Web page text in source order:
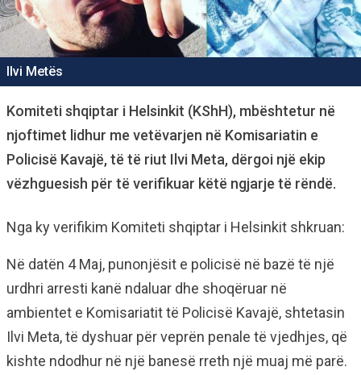
Ilvi Metës
Komiteti shqiptar i Helsinkit (KShH), mbështetur në
njoftimet lidhur me vetëvarjen në Komisariatin e
Policisë Kavajë, të të riut Ilvi Meta, dërgoi një ekip
vëzhguesish për të verifikuar këtë ngjarje të rëndë.
Nga ky verifikim Komiteti shqiptar i Helsinkit shkruan:
Në datën 4 Maj, punonjësit e policisë në bazë të një
urdhri arresti kanë ndaluar dhe shoqëruar në
ambientet e Komisariatit të Policisë Kavajë, shtetasin
Ilvi Meta, të dyshuar për veprën penale të vjedhjes, që
kishte ndodhur në një banesë rreth një muaj më parë.